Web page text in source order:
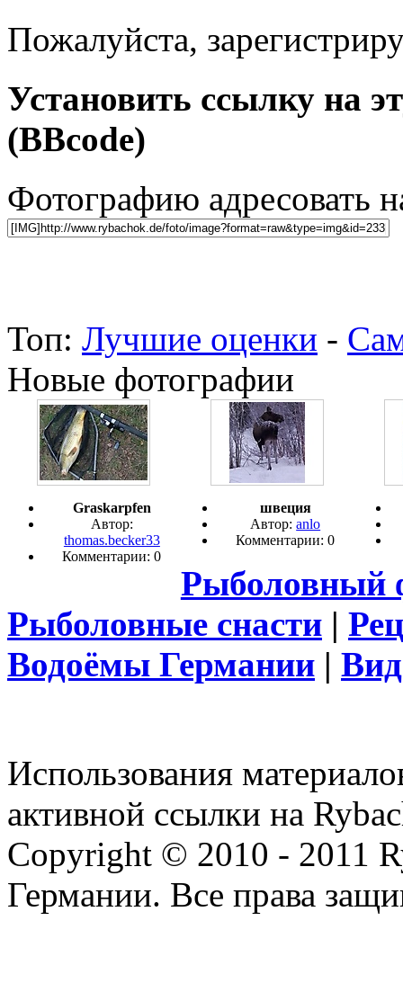
Пожалуйста,
Установить ссылку на
(BBcode)
Фотографию адресовать
Топ: Лучшие оценки -
Новые фотографии
Graskarpfen
Автор:
thomas.becker33
Комментарии: 0
швеция
Автор:anlo
Комментарии: 0
Рыболовный
Рыболовные снасти |
Водоёмы Германии |
Использования
активной ссылки на
Copyright © 2010 - 2011
Германии. Все права